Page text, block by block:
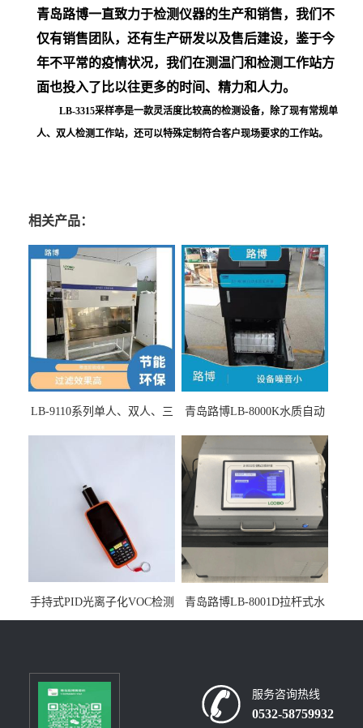
青岛路博一直致力于检测仪器的生产和销售，我们不
仅有销售团队，还有生产研发以及售后建设，鉴于今
年不平常的疫情状况，我们在测温门和检测工作站方
面也投入了比以往更多的时间、精力和人力。
LB-3315采样亭是一款灵活度比较高的检测设备，除了现有常规单
人、双人检测工作站，还可以特殊定制符合客户现场要求的工作站。
相关产品：
LB-9110系列单人、双人、三
青岛路博LB-8000K水质自动
手持式PID光离子化VOC检测
仪（挥发性有机物设备）
青岛路博LB-8001D拉杆式水
质采样器
服务咨询热线
0532-58759932